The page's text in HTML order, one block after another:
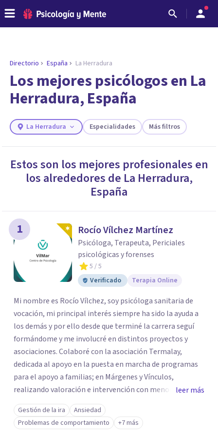
ENCONTRAR MI TERAPEUTA
¿Necesitas ayuda para encontrar el
psicólogo adecuado?
Responde a unas breves preguntas y te ofreceremos
necesidades.
Directorio España La Herradura
Los mejores psicólogos en La
Herradura, España
La Herradura Especialidades Más filtros
Estos son los mejores profesionales en
los alrededores de La Herradura,
España
1 Rocío Vílchez Martínez
Psicóloga, Terapeuta, Periciales
psicológicas y forenses
5 / 5
Verificado
Terapia Online
Mi nombre es Rocío Vílchez, soy psicóloga sanitaria de
vocación, mi principal interés siempre ha sido la ayuda a
los demás y por ello desde que terminé la carrera seguí
formándome y me involucré en distintos proyectos y
asociaciones. Colaboré con la asociación Termalay,
dedicada al apoyo en la puesta en marcha de programas
para el apoyo a familias; en Márgenes y Vínculos,
realizando valoración e intervención con menores; en el
Centro penitenciario de Alhaurín de la Torre,
colaborando en una investigación para detectar las
semejanzas entre los hombres condenados por violencia
leer más
Gestión de la ira
Ansiedad
Problemas de comportamiento
+7 más